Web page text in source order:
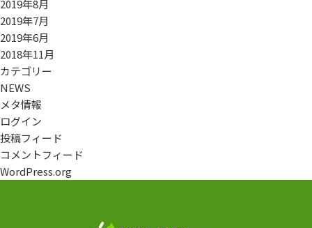
2019年8月
2019年7月
2019年6月
2018年11月
カテゴリー
NEWS
メタ情報
ログイン
投稿フィード
コメントフィード
WordPress.org